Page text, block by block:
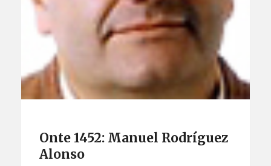
Onte 1452: Manuel Rodríguez
Alonso